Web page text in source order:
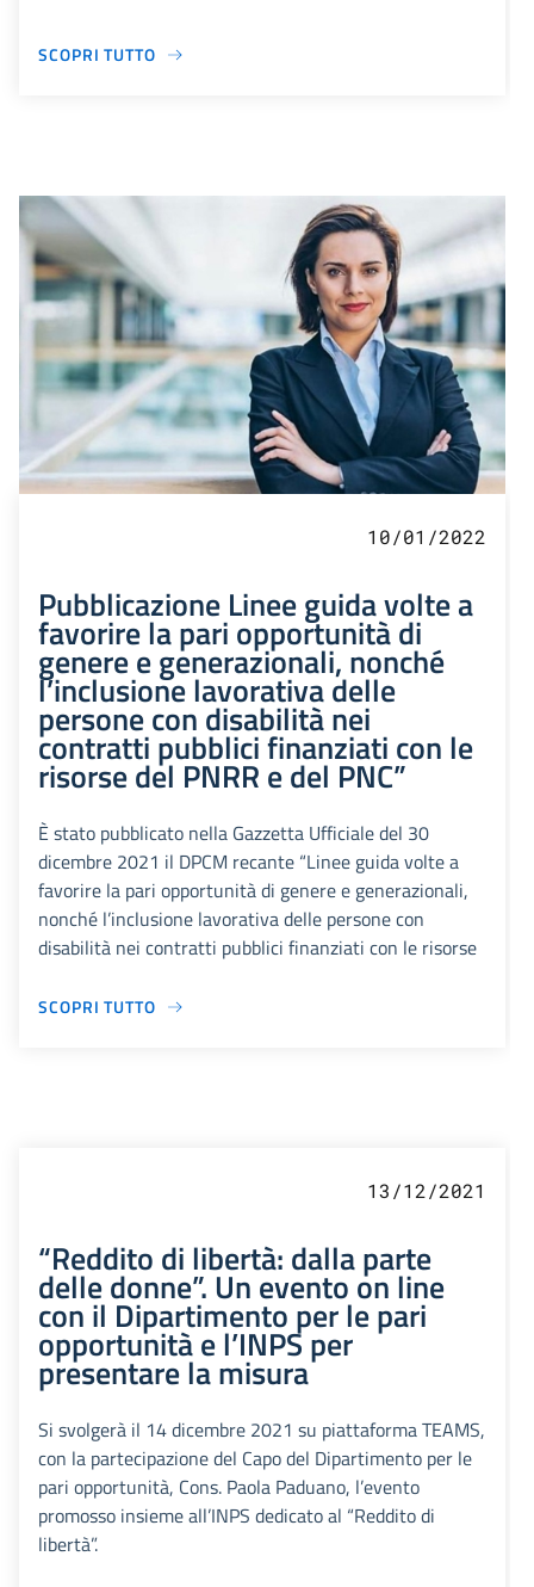
SCOPRI TUTTO
10/01/2022
Pubblicazione Linee guida volte a
favorire la pari opportunità di
genere e generazionali, nonché
l’inclusione lavorativa delle
persone con disabilità nei
contratti pubblici finanziati con le
risorse del PNRR e del PNC”
È stato pubblicato nella Gazzetta Ufficiale del 30
dicembre 2021 il DPCM recante “Linee guida volte a
favorire la pari opportunità di genere e generazionali,
nonché l’inclusione lavorativa delle persone con
disabilità nei contratti pubblici finanziati con le risorse
SCOPRI TUTTO
13/12/2021
“Reddito di libertà: dalla parte
delle donne”. Un evento on line
con il Dipartimento per le pari
opportunità e l’INPS per
presentare la misura
Si svolgerà il 14 dicembre 2021 su piattaforma TEAMS,
con la partecipazione del Capo del Dipartimento per le
pari opportunità, Cons. Paola Paduano, l’evento
promosso insieme all’INPS dedicato al “Reddito di
libertà”.